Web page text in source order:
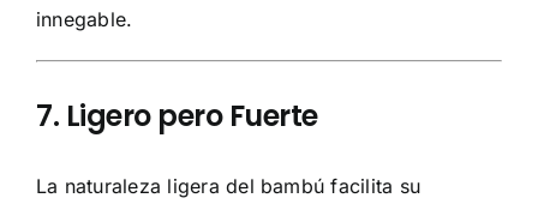
innegable.
7. Ligero pero Fuerte
La naturaleza ligera del bambú facilita su